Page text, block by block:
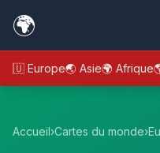
🌍
🇪🇺 Europe🌏 Asie🌍 Afrique
Accueil›Cartes du monde›